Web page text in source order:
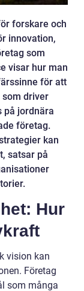
forskare och
innovation,
som
visar hur man
för att
som driver
på jordnära
företag.
kan
satsar på
Hur
vision kan
Företag
som många